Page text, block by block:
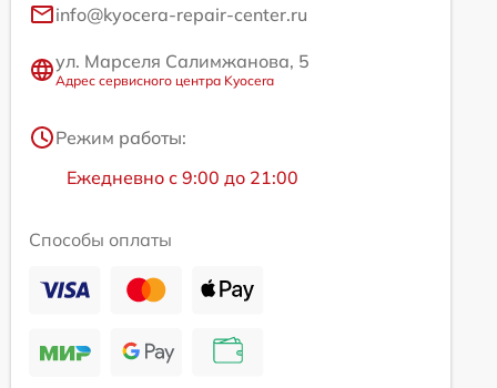
info@kyocera-repair-center.ru
ул. Марселя Салимжанова, 5
Адрес сервисного центра Kyocera
Режим работы:
Ежедневно с 9:00 до 21:00
Способы оплаты